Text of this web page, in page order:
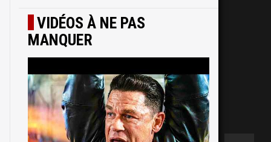
VIDÉOS À NE PAS
MANQUER